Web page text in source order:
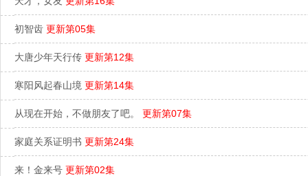
初智齿 更新第05集
大唐少年天行传 更新第12集
寒阳风起春山境 更新第14集
从现在开始，不做朋友了吧。 更新第07集
家庭关系证明书 更新第24集
来！金来号 更新第02集